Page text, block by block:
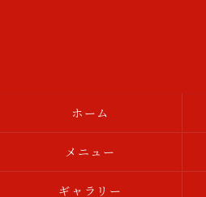
ホーム
メニュー
ギャラリー